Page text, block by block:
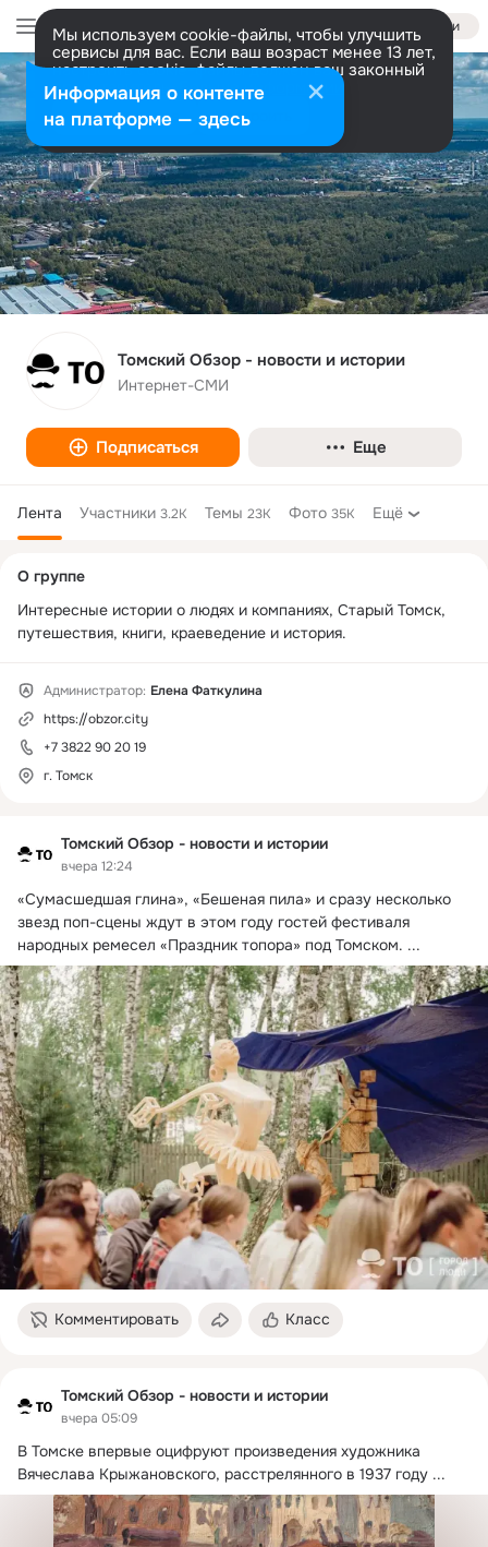
Войти
Мы используем cookie-файлы, чтобы улучшить
сервисы для вас. Если ваш возраст менее 13 лет,
настроить cookie-файлы должен ваш законный
представитель. Больше информации
Разрешить все Настроить
Томский Обзор - новости и истории
Интернет-СМИ
Подписаться Еще
Лента Участники 3.2K Темы 23K Фото 35K Ещё
Томский Обзор - новости и истории
вчера 12:24
«Сумасшедшая глина», «Бешеная пила» и сразу несколько
звезд поп-сцены ждут в этом году гостей фестиваля
народных ремесел «Праздник топора» под Томском. ...
Комментировать Класс
Томский Обзор - новости и истории
вчера 05:09
В Томске впервые оцифруют произведения художника
Вячеслава Крыжановского, расстрелянного в 1937 году ...
колонка
О группе
Интересные истории о людях и компаниях, Старый Томск,
путешествия, книги, краеведение и история.
Администратор: Елена Фаткулина
https://obzor.city
+7 3822 90 20 19
г. Томск
Информация о контенте
на платформе — здесь